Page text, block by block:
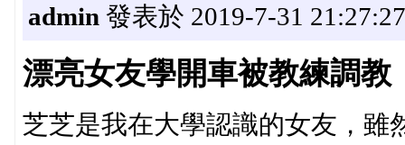
admin 發表於 2019-7-31 21:27:27
漂亮女友學開車被教練調教
芝芝是我在大學認識的女友，雖